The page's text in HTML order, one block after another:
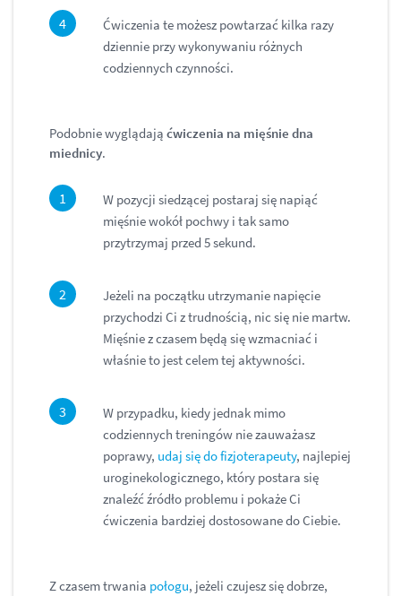
Ćwiczenia te możesz powtarzać kilka razy
dziennie przy wykonywaniu różnych
codziennych czynności.
Podobnie wyglądają ćwiczenia na mięśnie dna
miednicy.
W pozycji siedzącej postaraj się napiąć
mięśnie wokół pochwy i tak samo
przytrzymaj przed 5 sekund.
Jeżeli na początku utrzymanie napięcie
przychodzi Ci z trudnością, nic się nie martw.
Mięśnie z czasem będą się wzmacniać i
właśnie to jest celem tej aktywności.
W przypadku, kiedy jednak mimo
codziennych treningów nie zauważasz
poprawy, udaj się do fizjoterapeuty, najlepiej
uroginekologicznego, który postara się
znaleźć źródło problemu i pokaże Ci
ćwiczenia bardziej dostosowane do Ciebie.
Z czasem trwania połogu, jeżeli czujesz się dobrze,